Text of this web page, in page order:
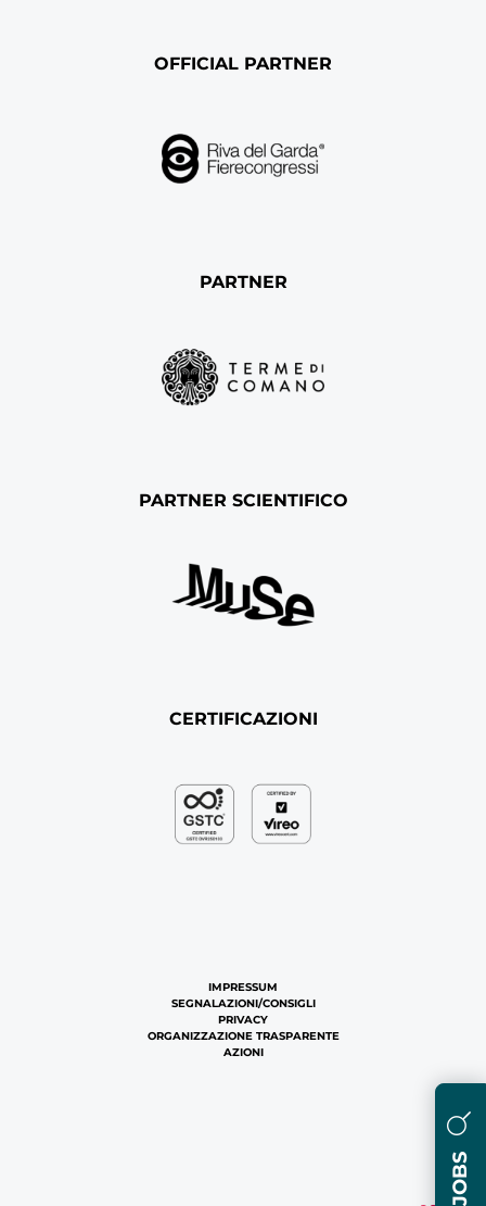
OFFICIAL PARTNER
PARTNER
PARTNER SCIENTIFICO
CERTIFICAZIONI
IMPRESSUM
SEGNALAZIONI/CONSIGLI
PRIVACY
ORGANIZZAZIONE TRASPARENTE
AZIONI
JOBS